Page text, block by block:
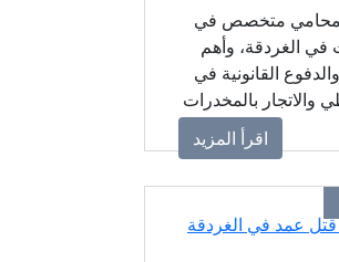
محامي متخصص في
في الغردقة، وأهم
القانونية في
والاتجار بالمخدرات
مع المستشار
الخطيب.
اقرأ المزيد